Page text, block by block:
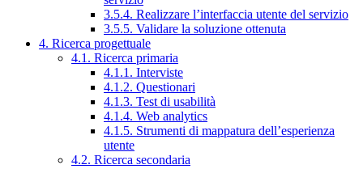
3.5.4. Realizzare l’interfaccia utente del servizio
3.5.5. Validare la soluzione ottenuta
4. Ricerca progettuale
4.1. Ricerca primaria
4.1.1. Interviste
4.1.2. Questionari
4.1.3. Test di usabilità
4.1.4. Web analytics
4.1.5. Strumenti di mappatura dell’esperienza
utente
4.2. Ricerca secondaria